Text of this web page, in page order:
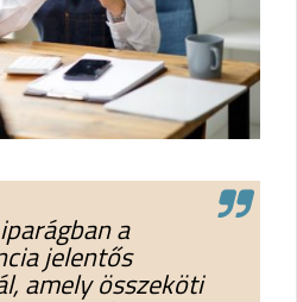
a
jelentős
amely összeköti